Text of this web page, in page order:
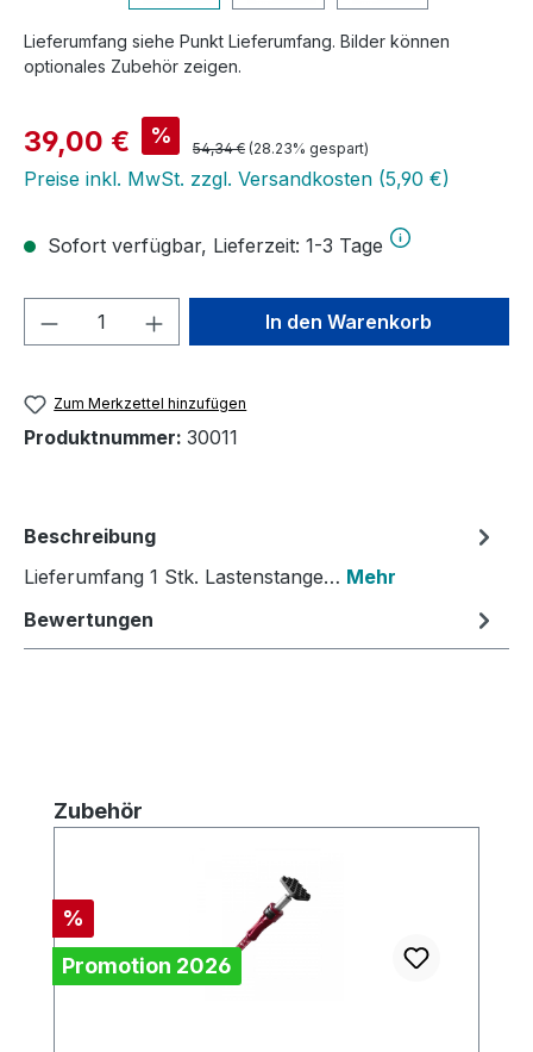
Lieferumfang siehe Punkt Lieferumfang. Bilder können
optionales Zubehör zeigen.
Verkaufspreis:
39,00 € % Regulärer Preis:
54,34 € (28.23% gespart)
Preise inkl. MwSt. zzgl. Versandkosten (5,90 €)
Sofort verfügbar, Lieferzeit: 1-3 Tage
Produkt Anzahl: Gib denIn den Warenkorb
Zum Merkzettel hinzufügen
Produktnummer: 30011
Beschreibung
Lieferumfang 1 Stk. Lastenstange… Mehr
Bewertungen
Produktgalerie überspringen
Zubehör
Rabatt
%
Promotion 2026